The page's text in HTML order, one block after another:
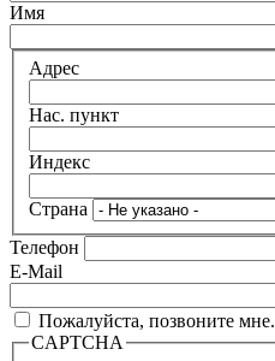
Имя
Адрес
Нас. пункт
Индекс
Страна
Телефон
E-Mail
Пожалуйста, позвоните мне.
CAPTCHA